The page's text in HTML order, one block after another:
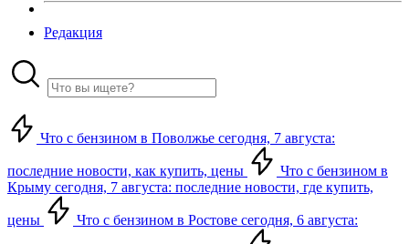
Редакция
Что с бензином в Поволжье сегодня, 7 августа:
последние новости, как купить, цены
Что с бензином в
Крыму сегодня, 7 августа: последние новости, где купить,
цены Что с бензином в Ростове сегодня, 6 августа: